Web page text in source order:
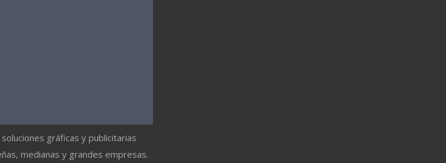
gráficas y publicitarias
medianas y grandes empresas.